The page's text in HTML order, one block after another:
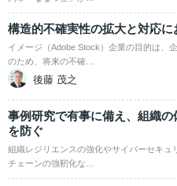
構造的不確実性の拡大と対応
イメージ（Adobe Stock）企業の目的は、
のため、将来の不確…
後藤 茂之
事例研究で有事に備え、組織
を防ぐ
組織レジリエンスの強化やサイバーセキュ
チェーンの強靭化な…